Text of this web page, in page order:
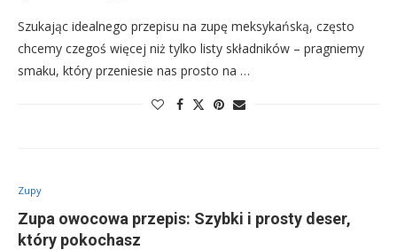
Szukając idealnego przepisu na zupę meksykańską, często
chcemy czegoś więcej niż tylko listy składników – pragniemy
smaku, który przeniesie nas prosto na …
Zupy
Zupa owocowa przepis: Szybki i prosty deser,
który pokochasz